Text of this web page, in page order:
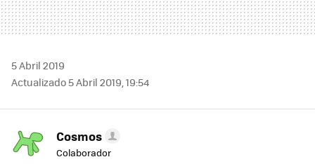
5 Abril 2019
Actualizado 5 Abril 2019, 19:54
Cosmos
Colaborador